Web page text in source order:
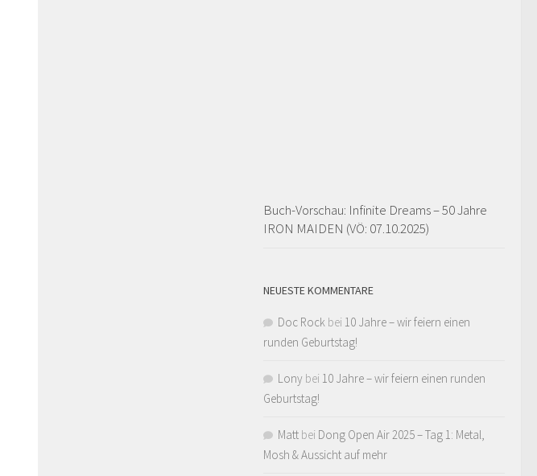
Buch-Vorschau: Infinite Dreams – 50 Jahre
IRON MAIDEN (VÖ: 07.10.2025)
NEUESTE KOMMENTARE
Doc Rock bei 10 Jahre – wir feiern einen
runden Geburtstag!
Lony bei 10 Jahre – wir feiern einen runden
Geburtstag!
Matt bei Dong Open Air 2025 – Tag 1: Metal,
Mosh & Aussicht auf mehr